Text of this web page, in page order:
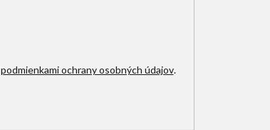
podmienkami ochrany osobných údajov.